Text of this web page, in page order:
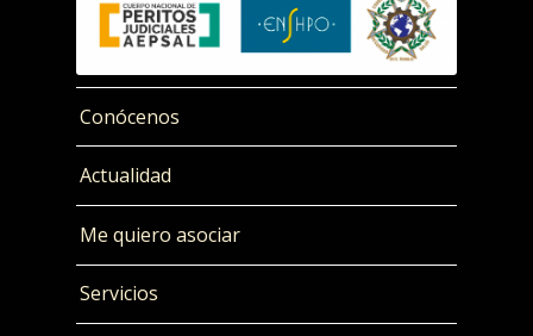
Conócenos
Actualidad
Me quiero asociar
Servicios